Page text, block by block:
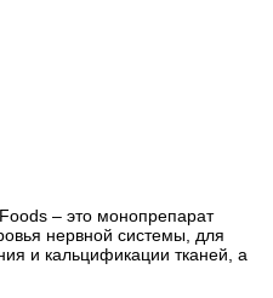
– это монопрепарат
нервной системы, для
и кальцификации тканей, а